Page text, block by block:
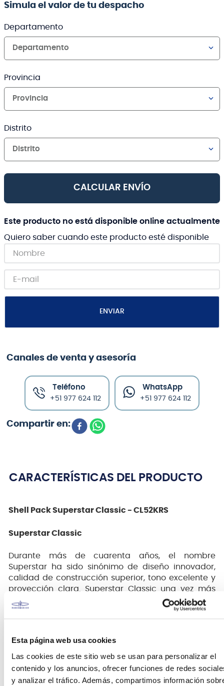
Esta página web usa cookies
Las cookies de este sitio web se usan para personalizar el
contenido y los anuncios, ofrecer funciones de redes
y analizar el tráfico. Además, compartimos información
Simula el valor de tu despacho
Departamento
Departamento
Provincia
Provincia
Distrito
Distrito
CALCULAR ENVÍO
Este producto no está disponible online actualmente
Quiero saber cuando este producto esté disponible
ENVIAR
Canales de venta y asesoría
Teléfono
+51 977 624 112
WhatsApp
+51 977 624 112
CARACTERÍSTICAS DEL PRODUCTO
Shell Pack Superstar Classic - CL52KRS
Superstar Classic
Durante más de cuarenta años, el nombre
Superstar ha sido sinónimo de diseño innovador,
calidad de construcción superior, tono excelente y
proyección clara. Superstar Classic una vez más
mantiene la tradición elevando la marca de los
bateristas más exigentes y, sorprendentemente, lo
clásica TAMA en forma de T y sus asas individuales
estilizadas apuntan al arte más simple de los años
70, mientras que el ingenioso sistema Star-Mount y
las nuevas maderas 100% de arce de calibre más